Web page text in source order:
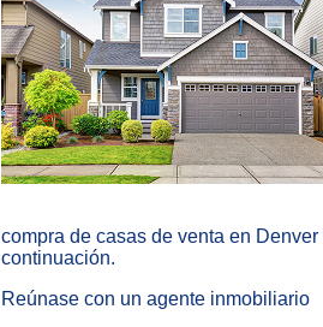
compra de casas de venta en Denver
continuación.
Reúnase con un agente inmobiliario